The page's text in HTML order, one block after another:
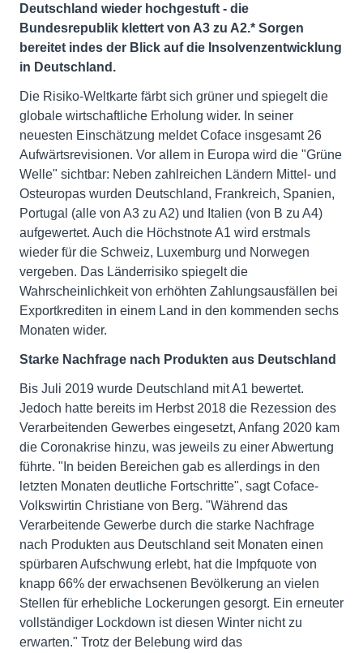
Deutschland wieder hochgestuft - die
Bundesrepublik klettert von A3 zu A2.* Sorgen
bereitet indes der Blick auf die Insolvenzentwicklung
in Deutschland.
Die Risiko-Weltkarte färbt sich grüner und spiegelt die
globale wirtschaftliche Erholung wider. In seiner
neuesten Einschätzung meldet Coface insgesamt 26
Aufwärtsrevisionen. Vor allem in Europa wird die "Grüne
Welle" sichtbar: Neben zahlreichen Ländern Mittel- und
Osteuropas wurden Deutschland, Frankreich, Spanien,
Portugal (alle von A3 zu A2) und Italien (von B zu A4)
aufgewertet. Auch die Höchstnote A1 wird erstmals
wieder für die Schweiz, Luxemburg und Norwegen
vergeben. Das Länderrisiko spiegelt die
Wahrscheinlichkeit von erhöhten Zahlungsausfällen bei
Exportkrediten in einem Land in den kommenden sechs
Monaten wider.
Starke Nachfrage nach Produkten aus Deutschland
Bis Juli 2019 wurde Deutschland mit A1 bewertet.
Jedoch hatte bereits im Herbst 2018 die Rezession des
Verarbeitenden Gewerbes eingesetzt, Anfang 2020 kam
die Coronakrise hinzu, was jeweils zu einer Abwertung
führte. "In beiden Bereichen gab es allerdings in den
letzten Monaten deutliche Fortschritte", sagt Coface-
Volkswirtin Christiane von Berg. "Während das
Verarbeitende Gewerbe durch die starke Nachfrage
nach Produkten aus Deutschland seit Monaten einen
spürbaren Aufschwung erlebt, hat die Impfquote von
knapp 66% der erwachsenen Bevölkerung an vielen
Stellen für erhebliche Lockerungen gesorgt. Ein erneuter
vollständiger Lockdown ist diesen Winter nicht zu
erwarten." Trotz der Belebung wird das